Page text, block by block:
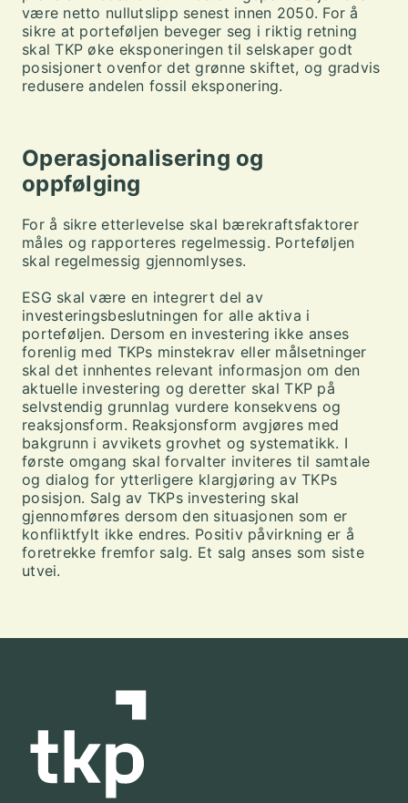
være netto nullutslipp senest innen 2050. For å
sikre at porteføljen beveger seg i riktig retning
skal TKP øke eksponeringen til selskaper godt
posisjonert ovenfor det grønne skiftet, og gradvis
redusere andelen fossil eksponering.
Operasjonalisering og
oppfølging
For å sikre etterlevelse skal bærekraftsfaktorer
måles og rapporteres regelmessig. Porteføljen
skal regelmessig gjennomlyses.
ESG skal være en integrert del av
investeringsbeslutningen for alle aktiva i
porteføljen. Dersom en investering ikke anses
forenlig med TKPs minstekrav eller målsetninger
skal det innhentes relevant informasjon om den
aktuelle investering og deretter skal TKP på
selvstendig grunnlag vurdere konsekvens og
reaksjonsform. Reaksjonsform avgjøres med
bakgrunn i avvikets grovhet og systematikk. I
første omgang skal forvalter inviteres til samtale
og dialog for ytterligere klargjøring av TKPs
posisjon. Salg av TKPs investering skal
gjennomføres dersom den situasjonen som er
konfliktfylt ikke endres. Positiv påvirkning er å
foretrekke fremfor salg. Et salg anses som siste
utvei.